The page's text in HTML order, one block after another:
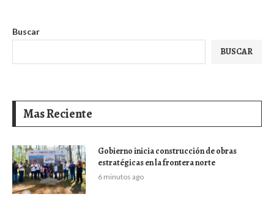
Buscar
BUSCAR
Mas Reciente
Gobierno inicia construcción de obras
estratégicas en la frontera norte
6 minutos ago